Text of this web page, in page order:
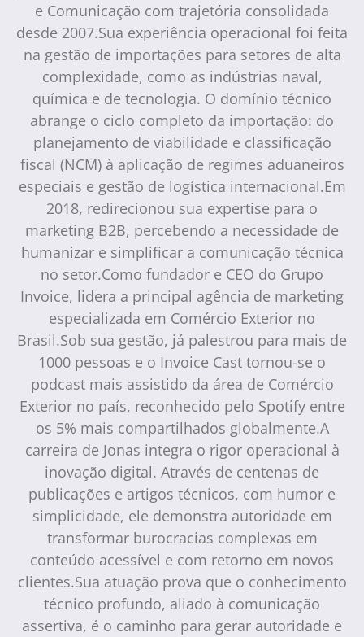
e Comunicação com trajetória consolidada
desde 2007.Sua experiência operacional foi feita
na gestão de importações para setores de alta
complexidade, como as indústrias naval,
química e de tecnologia. O domínio técnico
abrange o ciclo completo da importação: do
planejamento de viabilidade e classificação
fiscal (NCM) à aplicação de regimes aduaneiros
especiais e gestão de logística internacional.Em
2018, redirecionou sua expertise para o
marketing B2B, percebendo a necessidade de
humanizar e simplificar a comunicação técnica
no setor.Como fundador e CEO do Grupo
Invoice, lidera a principal agência de marketing
especializada em Comércio Exterior no
Brasil.Sob sua gestão, já palestrou para mais de
1000 pessoas e o Invoice Cast tornou-se o
podcast mais assistido da área de Comércio
Exterior no país, reconhecido pelo Spotify entre
os 5% mais compartilhados globalmente.A
carreira de Jonas integra o rigor operacional à
inovação digital. Através de centenas de
publicações e artigos técnicos, com humor e
simplicidade, ele demonstra autoridade em
transformar burocracias complexas em
conteúdo acessível e com retorno em novos
clientes.Sua atuação prova que o conhecimento
técnico profundo, aliado à comunicação
assertiva, é o caminho para gerar autoridade e